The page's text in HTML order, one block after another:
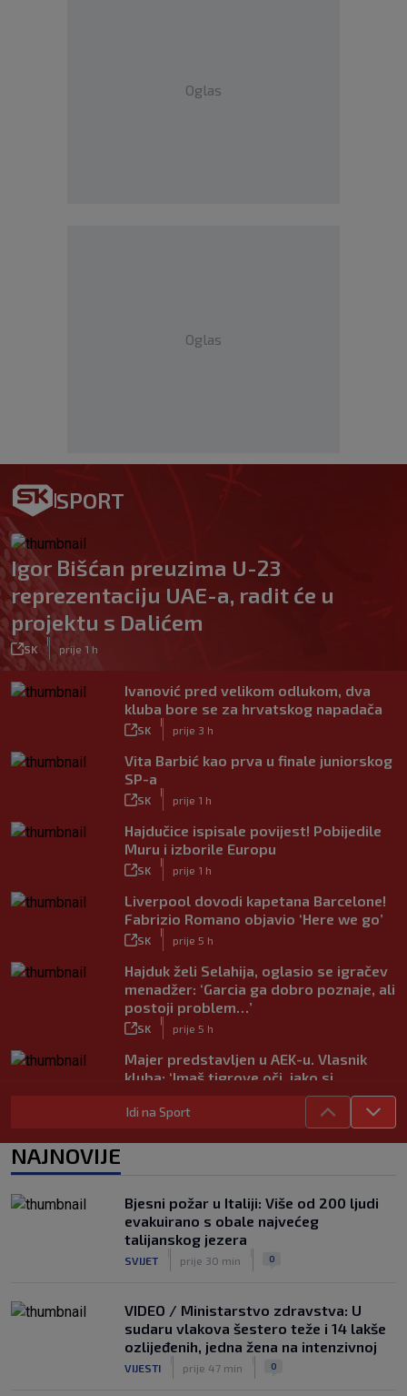
Oglas
Oglas
SPORT
Igor Bišćan preuzima U-23
reprezentaciju UAE-a, radit će u
projektu s Dalićem
SK prije 1 h
Ivanović pred velikom odlukom, dva
kluba bore se za hrvatskog napadača
SK prije 3 h
Vita Barbić kao prva u finale juniorskog
SP-a
SK prije 1 h
Hajdučice ispisale povijest! Pobijedile
Muru i izborile Europu
SK prije 1 h
Liverpool dovodi kapetana Barcelone!
Fabrizio Romano objavio ‘Here we go’
SK prije 5 h
Hajduk želi Selahija, oglasio se igračev
menadžer: ‘Garcia ga dobro poznaje, ali
postoji problem…’
SK prije 5 h
Majer predstavljen u AEK-u. Vlasnik
kluba: ‘Imaš tigrove oči, jako si
SK
|
prije 5 h
Bio je hit druge lige, a sada s Istrom
SK prije 5 h
VIDEO / Tenisač se požalio na
gledatelja koji mu je smetao, reakcija
suca je hit
Idi na Sport
NAJNOVIJE
Bjesni požar u Italiji: Više od 200 ljudi
evakuirano s obale najvećeg
talijanskog jezera
SVIJET prije 30 min 0
VIDEO / Ministarstvo zdravstva: U
sudaru vlakova šestero teže i 14 lakše
ozlijeđenih, jedna žena na intenzivnoj
VIJESTI prije 47 min 0